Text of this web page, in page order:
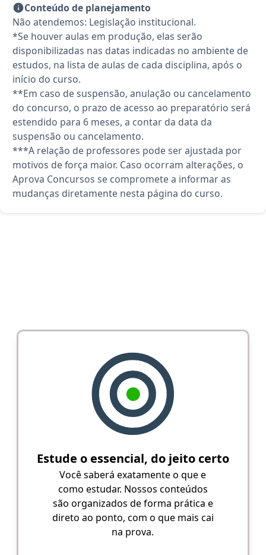
Conteúdo de planejamento
Não atendemos: Legislação institucional.
*Se houver aulas em produção, elas serão
disponibilizadas nas datas indicadas no ambiente de
estudos, na lista de aulas de cada disciplina, após o
início do curso.
**Em caso de suspensão, anulação ou cancelamento
do concurso, o prazo de acesso ao preparatório será
estendido para 6 meses, a contar da data da
suspensão ou cancelamento.
***A relação de professores pode ser ajustada por
motivos de força maior. Caso ocorram alterações, o
Aprova Concursos se compromete a informar as
mudanças diretamente nesta página do curso.
Estude o essencial, do jeito certo
Você saberá exatamente o que e
como estudar. Nossos conteúdos
são organizados de forma prática e
direto ao ponto, com o que mais cai
na prova.